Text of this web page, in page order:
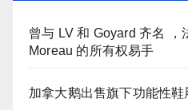
曾与 LV 和 Goyard 齐名 ，
Moreau 的所有权易手
加拿大鹅出售旗下功能性鞋